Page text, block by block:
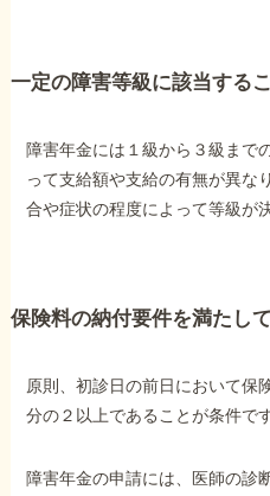
一定の障害等級に該当する
障害年金には１級から３級まで
って支給額や支給の有無が異な
合や症状の程度によって等級が
保険料の納付要件を満たし
原則、初診日の前日において保
分の２以上であることが条件です
障害年金の申請には、医師の診